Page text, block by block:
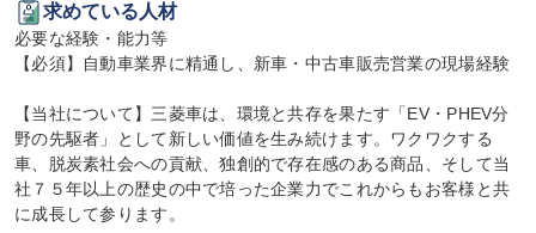
求めている人材
必要な経験・能力等
【必須】自動車業界に精通し、新車・中古車販売営業の現場経験
【当社について】三菱車は、環境と共存を果たす「EV・PHEV分
野の先駆者」として新しい価値を生み続けます。ワクワクする
車、脱炭素社会への貢献、独創的で存在感のある商品、そして当
社７５年以上の歴史の中で培った企業力でこれからもお客様と共
に成長して参ります。